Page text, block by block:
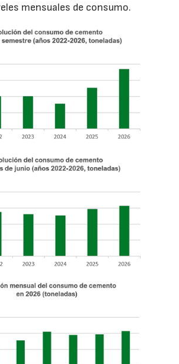
mensuales de consumo.